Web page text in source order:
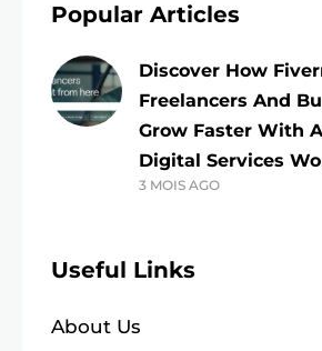
Popular Articles
Discover How
Freelancers And
Grow Faster With
Digital Services
3 MOIS AGO
Useful Links
About Us